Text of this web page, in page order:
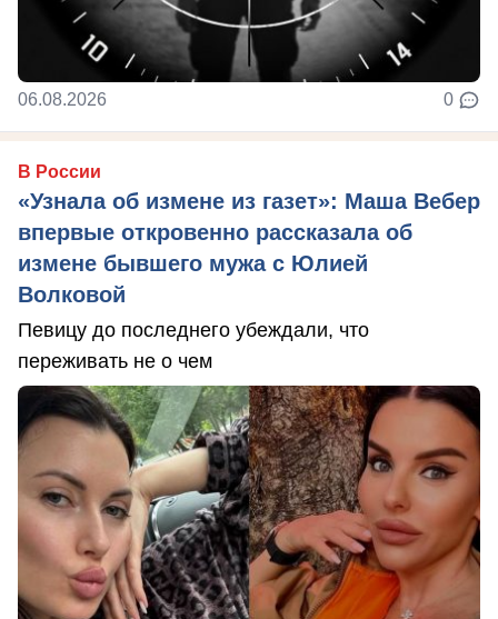
06.08.2026 0
В России
«Узнала об измене из газет»: Маша Вебер
впервые откровенно рассказала об
измене бывшего мужа с Юлией
Волковой
Певицу до последнего убеждали, что
переживать не о чем